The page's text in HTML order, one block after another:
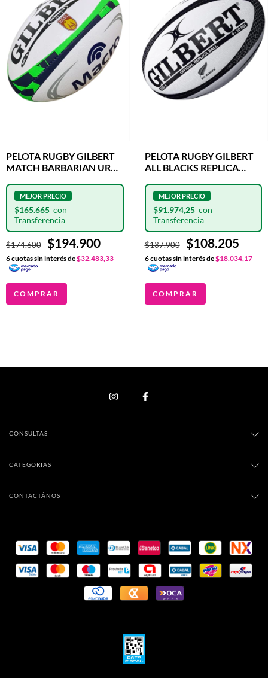
PELOTA RUGBY GILBERT
MATCH BARBARIAN URBA
$174.600 $194.900
$165.665
6cuotas sin interés de$32.483,33
COMPRAR
PELOTA RUGBY GILBERT
ALL BLACKS REPLICA
$137.900 $108.205
$91.974,25
6cuotas sin interés de$18.034,17
COMPRAR
CONSULTAS
CATEGORIAS
CONTACTÁNOS